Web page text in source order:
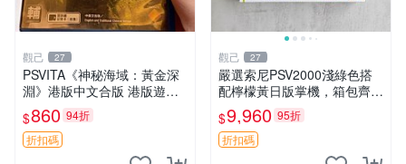
觀己 27
PSVITA《神秘海域：黃金深
淵》港版中文合版 港版遊戲
原盒 保用 主機兼容 運作順暢
神秘海域 黃金深淵 PS Vita
港版
$860 94折
折扣碼
觀己 27
嚴選索尼PSV2000淺綠色搭
配檸檬黃日版掌機，箱包齊備
嚴選推薦 PSV2000 遊戲機 手
遊掌上型 軟件下載
$9,960 95折
折扣碼